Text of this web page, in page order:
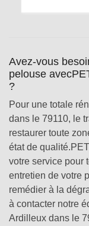
Avez-vous
pelouse
?
Pour une totale
dans le 79110, le
restaurer toute
état de
votre service pour
entretien de votre
remédier à la
à contacter notre
Ardilleux dans le